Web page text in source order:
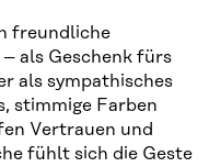
freundliche
als Geschenk fürs
als sympathisches
stimmige Farben
Vertrauen und
fühlt sich die Geste